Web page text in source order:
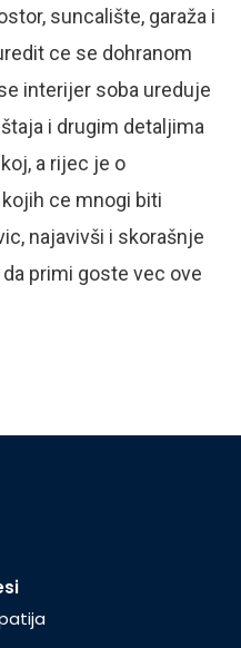
suncalište, garaža i
ce se dohranom
interijer soba ureduje
i drugim detaljima
a rijec je o
ce mnogi biti
najavivši i skorašnje
primi goste vec ove